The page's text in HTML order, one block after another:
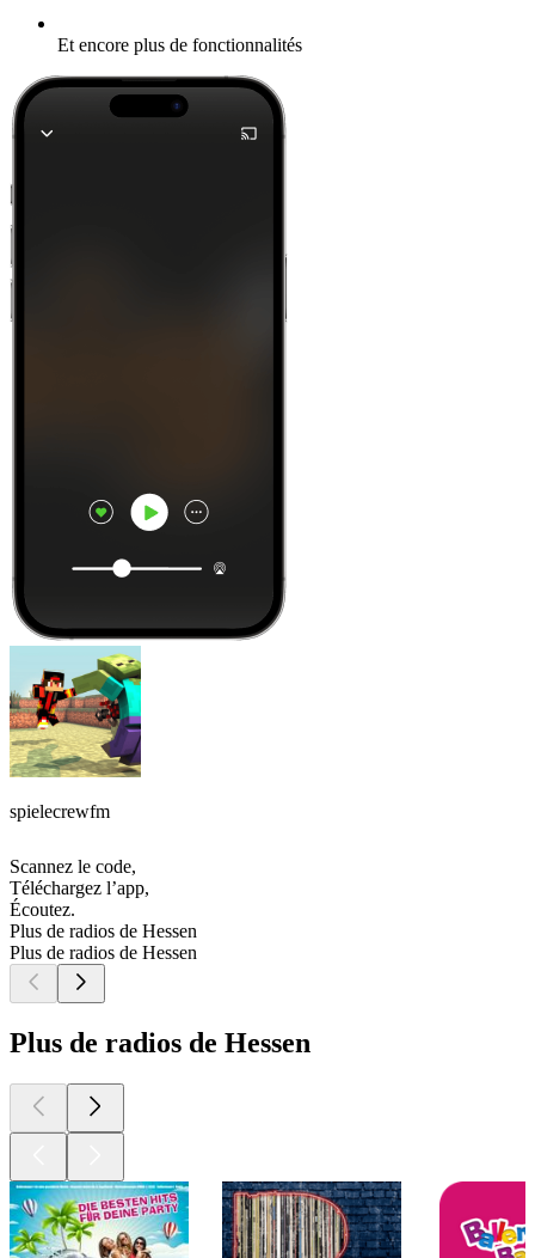
Et encore plus de fonctionnalités
spielecrewfm
Scannez le code,
Téléchargez l’app,
Écoutez.
Plus de radios de Hessen
Plus de radios de Hessen
Plus de radios de Hessen